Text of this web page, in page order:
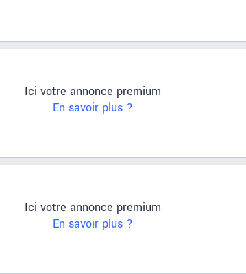
Ici votre annonce premium
En savoir plus ?
Ici votre annonce premium
En savoir plus ?